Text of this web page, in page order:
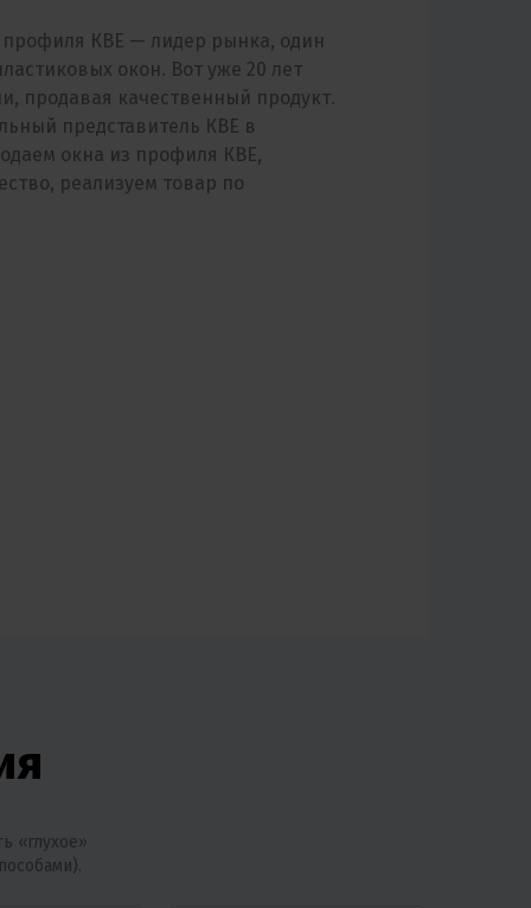
КВЕ — лидер рынка, один
окон. Вот уже 20 лет
продавая качественный продукт.
представитель КВЕ в
окна из профиля КВЕ,
реализуем товар по
«глухое»